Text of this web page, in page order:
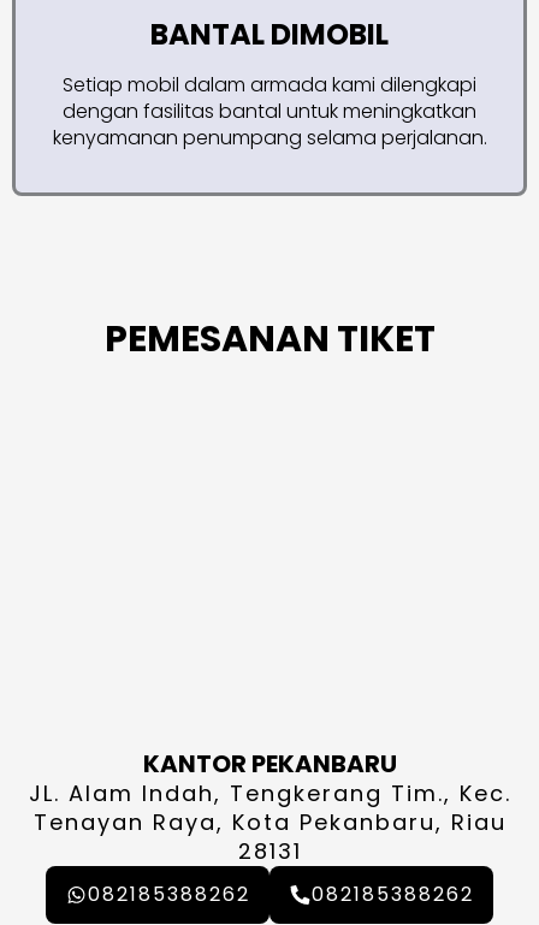
BANTAL DIMOBIL
Setiap mobil dalam armada kami dilengkapi
dengan fasilitas bantal untuk meningkatkan
kenyamanan penumpang selama perjalanan.
PEMESANAN TIKET
KANTOR PEKANBARU
JL. Alam Indah, Tengkerang Tim., Kec.
Tenayan Raya, Kota Pekanbaru, Riau
28131
082185388262 082185388262